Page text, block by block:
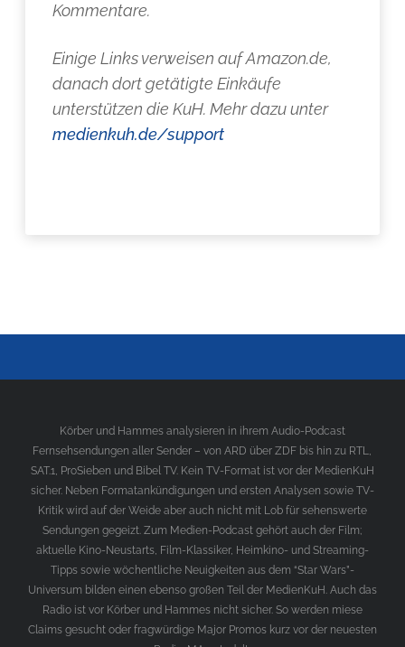
Kommentare.
Einige Links verweisen auf Amazon.de,
danach dort getätigte Einkäufe
unterstützen die KuH. Mehr dazu unter
medienkuh.de/support
Körber und Hammes analysieren in ihrem Audio-Podcast
Fernsehsendungen aller Sender – von ARD über ZDF bis hin zu RTL,
SAT.1, ProSieben und Bibel TV. Kein TV-Format ist vor der MedienKuH
sicher. Neben Formatankündigungen und ersten Analysen sowie TV-
Kritik wird auf der Weide aber auch nicht mit Lob für sehenswerte
Sendungen gegeizt. Zum Medien-Podcast gehört auch der Film;
aktuelle Kino-Neustarts, Film-Klassiker, Heimkino- und Streaming-
Tipps sowie wöchentliche Neuigkeiten aus dem “Star Wars”-
Universum bilden einen ebenso großen Teil der MedienKuH. Auch das
Radio ist vor Körber und Hammes nicht sicher. So werden miese
Claims gesucht oder fragwürdige Major Promos kurz vor der neuesten